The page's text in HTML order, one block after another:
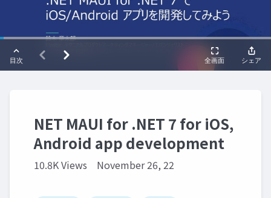
NET MAUI for .NET 7 for iOS,
Android app development
10.8K Views November 26, 22